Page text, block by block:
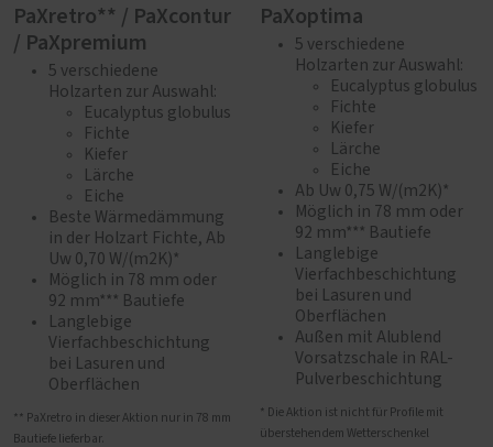
PaXretro** / PaXcontur
/ PaXpremium
5 verschiedene
Holzarten zur Auswahl:
Eucalyptus globulus
Fichte
Kiefer
Lärche
Eiche
Beste Wärmedämmung
in der Holzart Fichte, Ab
Uw 0,70 W/(m2K)*
Möglich in 78 mm oder
92 mm*** Bautiefe
Langlebige
Vierfachbeschichtung
bei Lasuren und
Oberflächen
** PaXretro in dieser Aktion nur in 78 mm
Bautiefe lieferbar.
PaXoptima
5 verschiedene
Holzarten zur Auswahl:
Eucalyptus globulus
Fichte
Kiefer
Lärche
Eiche
Ab Uw 0,75 W/(m2K)*
Möglich in 78 mm oder
92 mm*** Bautiefe
Langlebige
Vierfachbeschichtung
bei Lasuren und
Oberflächen
Außen mit Alublend
Vorsatzschale in RAL-
Pulverbeschichtung
* Die Aktion ist nicht für Profile mit
überstehendem Wetterschenkel